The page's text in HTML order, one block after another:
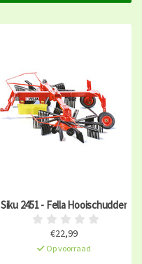
Siku 2451 - Fella Hooischudder
€22,99
Op voorraad